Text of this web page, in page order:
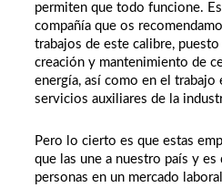
permiten que todo funcione.
compañía que os
trabajos de este calibre,
creación y mantenimiento de
energía, así como en el trabajo
servicios auxiliares de la
Pero lo cierto es que estas
que las une a nuestro país y
personas en un mercado